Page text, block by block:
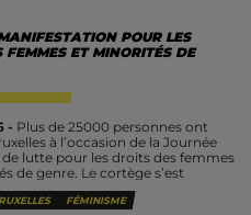
POUR LES
FEMMES ET MINORITÉS DE
- Plus de 25000 personnes ont
à l’occasion de la Journée
lutte pour les droits des femmes
de genre. Le cortège s’est
FÉMINISME